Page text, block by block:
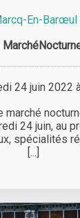
En-Barœul
24 juin 2022
marché
24 juin, au
spécialités
[...]